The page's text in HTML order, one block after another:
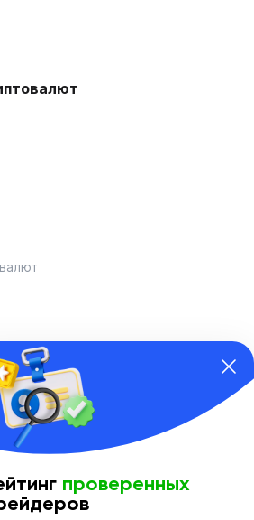
16+
средства массовой
проверенных